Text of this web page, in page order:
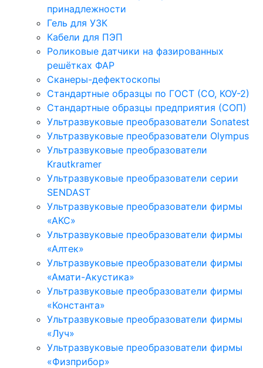
принадлежности
Гель для УЗК
Кабели для ПЭП
Роликовые датчики на фазированных
решётках ФАР
Сканеры-дефектоскопы
Стандартные образцы по ГОСТ (СО, КОУ-2)
Стандартные образцы предприятия (СОП)
Ультразвуковые преобразователи Sonatest
Ультразвуковые преобразователи Olympus
Ультразвуковые преобразователи
Krautkramer
Ультразвуковые преобразователи серии
SENDAST
Ультразвуковые преобразователи фирмы
«АКС»
Ультразвуковые преобразователи фирмы
«Алтек»
Ультразвуковые преобразователи фирмы
«Амати-Акустика»
Ультразвуковые преобразователи фирмы
«Константа»
Ультразвуковые преобразователи фирмы
«Луч»
Ультразвуковые преобразователи фирмы
«Физприбор»